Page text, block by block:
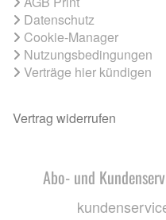
Datenschutz
Cookie-Manager
Nutzungsbedingungen
Verträge hier kündigen
Vertrag widerrufen
Abo- und